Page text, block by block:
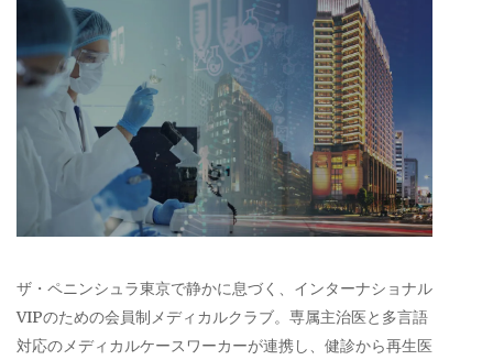
ザ・ペニンシュラ東京で静かに息づく、インターナショナル
VIPのための会員制メディカルクラブ。専属主治医と多言語
対応のメディカルケースワーカーが連携し、健診から再生医